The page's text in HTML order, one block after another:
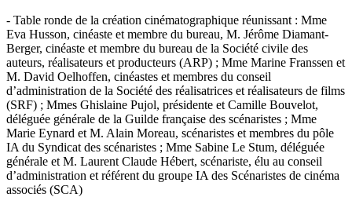
- Table ronde de la création cinématographique réunissant : Mme
Eva Husson, cinéaste et membre du bureau, M. Jérôme Diamant-
Berger, cinéaste et membre du bureau de la Société civile des
auteurs, réalisateurs et producteurs (ARP) ; Mme Marine Franssen et
M. David Oelhoffen, cinéastes et membres du conseil
d’administration de la Société des réalisatrices et réalisateurs de films
(SRF) ; Mmes Ghislaine Pujol, présidente et Camille Bouvelot,
déléguée générale de la Guilde française des scénaristes ; Mme
Marie Eynard et M. Alain Moreau, scénaristes et membres du pôle
IA du Syndicat des scénaristes ; Mme Sabine Le Stum, déléguée
générale et M. Laurent Claude Hébert, scénariste, élu au conseil
d’administration et référent du groupe IA des Scénaristes de cinéma
associés (SCA)